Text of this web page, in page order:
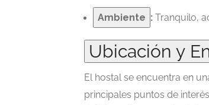
Ambiente : Tranquilo,
Ubicación y
El hostal se encuentra en
principales puntos de